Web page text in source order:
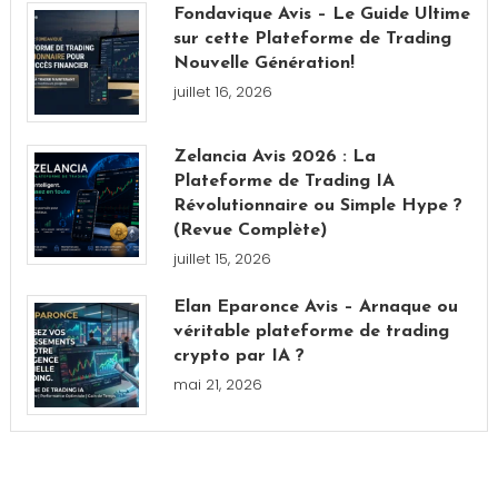
Fondavique Avis – Le Guide Ultime
sur cette Plateforme de Trading
Nouvelle Génération!
juillet 16, 2026
Zelancia Avis 2026 : La
Plateforme de Trading IA
Révolutionnaire ou Simple Hype ?
(Revue Complète)
juillet 15, 2026
Elan Eparonce Avis – Arnaque ou
véritable plateforme de trading
crypto par IA ?
mai 21, 2026